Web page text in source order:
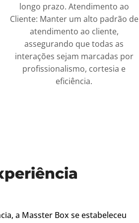
longo prazo. Atendimento ao
Cliente: Manter um alto padrão de
atendimento ao cliente,
assegurando que todas as
interações sejam marcadas por
profissionalismo, cortesia e
eficiência.
a Masster Box se estabeleceu